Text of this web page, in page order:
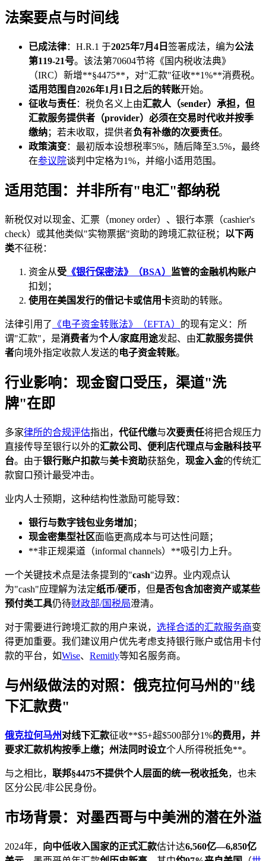
法案要点与时间线
已成法律：H.R.1 于2025年7月4日 签署成法，编为公法
第119-21号。该法第70604节将《国内税收法典》
（IRC）新增**§4475**，对"汇款"征收**1%**消费税。
适用范围自2026年1月1日之后的转账开始。
征收与责任：税负名义上由汇款人（sender） 承担，但
汇款服务提供者（provider）必须在交易时代收并按季
缴纳；若未收取，提供者负有补缴的次要责任。
政策演变：最初版本设想税率5%，随后降至3.5%，最终
在参议院谈判中定格为1%，并缩小适用范围。
适用范围：并非所有"电汇"都纳税
新税仅对以现金、汇票（money order）、银行本票（cashier's
check）或其他类似"实物票据"资助的跨境汇款征税； 以下两
类不征税：
资金从受 《银行保密法》（BSA）
监管的金融机构账户
扣划；
使用在美国发行的借记卡或信用卡资助的转账。
法律引用了 《电子资金转账法》（EFTA） 的现有定义：所
谓"汇款"，是消费者为个人/家庭用途发起、由汇款服务提供
者向境外指定收款人发送的电子资金转账。
行业影响：现金窗口受压，渠道"洗
牌"在即
多家律所的合规评估指出， 代征代缴与次要责任将把合规压力
直接传导至银行以外的汇款公司、便利店代理点与金融科技平
台。由于银行账户扣款与美卡资助获豁免， 现金入金的传统汇
款窗口预计最受冲击。
业内人士预期，这种结构性激励可能导致：
银行与数字钱包业务增加 ；
现金密集型社区面临更高成本与可达性问题；
**非正规渠道（informal channels）**吸引力上升。
一个关键技术点是法条提到的"cash"边界。业内观点认
为"cash"应理解为法定纸币/硬币，但是否包含加密资产或某些
预付类工具仍待财政部/国税局澄清。
对于需要进行跨境汇款的用户来说， 选择合适的汇款服务商变
得更加重要。我们建议用户优先考虑支持银行账户或信用卡付
款的平台，如Wise、 Remitly等知名服务商。
与州级做法的对照：俄克拉何马州的"线
下汇款费"
俄克拉何马州对线下汇款征收**$5+超$500部分1%的费用，并
要求汇款机构按季上缴；州法同时设立个人所得税抵免**。
与之相比， 联邦§4475不提供个人层面的统一税收抵免，也未
区分公民/非公民身份。
市场背景：对墨西哥与中美洲的潜在外溢
2024年， 向中低收入国家的正式汇款估计达6,560亿—6,850亿